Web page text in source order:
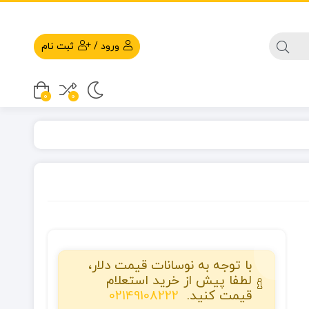
ورود / ثبت نام
0
0
با توجه به نوسانات قیمت دلار،
لطفا پیش از خرید استعلام
قیمت کنید. 02149108222